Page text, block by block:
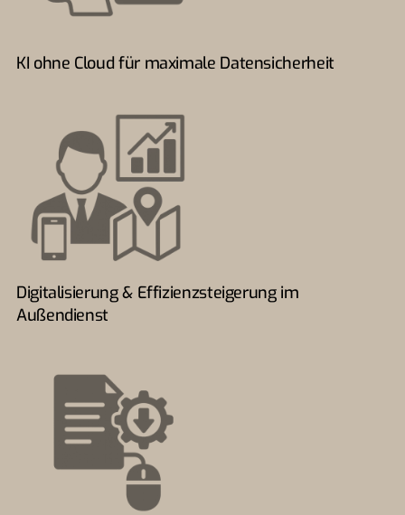
KI ohne Cloud für maximale Datensicherheit
Digitalisierung & Effizienzsteigerung im
Außendienst